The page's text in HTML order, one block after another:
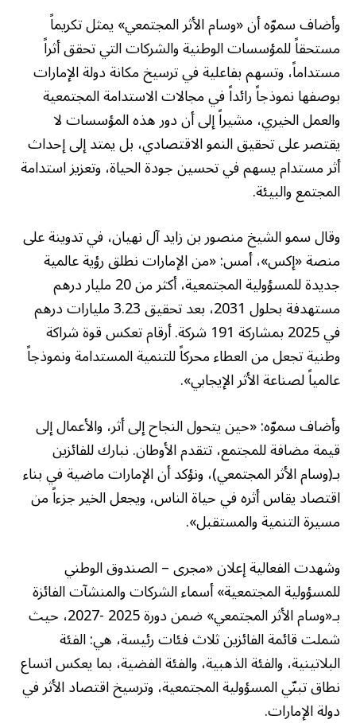
وأضاف سموّه أن «وسام الأثر المجتمعي» يمثل تكريماً
مستحقاً للمؤسسات الوطنية والشركات التي تحقق أثراً
مستداماً، وتسهم بفاعلية في ترسيخ مكانة دولة الإمارات
بوصفها نموذجاً رائداً في مجالات الاستدامة المجتمعية
والعمل الخيري، مشيراً إلى أن دور هذه المؤسسات لا
يقتصر على تحقيق النمو الاقتصادي، بل يمتد إلى إحداث
أثر مستدام يسهم في تحسين جودة الحياة، وتعزيز استدامة
المجتمع والبيئة.
وقال سمو الشيخ منصور بن زايد آل نهيان، في تدوينة على
منصة «إكس»، أمس: «من الإمارات نطلق رؤية عالمية
جديدة للمسؤولية المجتمعية، أكثر من 20 مليار درهم
مستهدفة بحلول 2031، بعد تحقيق 3.23 مليارات درهم
في 2025 بمشاركة 191 شركة. أرقام تعكس قوة شراكة
وطنية تجعل من العطاء محركاً للتنمية المستدامة ونموذجاً
عالمياً لصناعة الأثر الإيجابي».
وأضاف سموّه: «حين يتحول النجاح إلى أثر، والأعمال إلى
قيمة مضافة للمجتمع، تتقدم الأوطان. نبارك للفائزين
بـ(وسام الأثر المجتمعي)، ونؤكد أن الإمارات ماضية في بناء
اقتصاد يقاس أثره في حياة الناس، ويجعل الخير جزءاً من
مسيرة التنمية والمستقبل».
وشهدت الفعالية إعلان «مجرى – الصندوق الوطني
للمسؤولية المجتمعية» أسماء الشركات والمنشآت الفائزة
بـ«وسام الأثر المجتمعي» ضمن دورة 2025 -2027، حيث
شملت قائمة الفائزين ثلاث فئات رئيسة، هي: الفئة
البلاتينية، والفئة الذهبية، والفئة الفضية، بما يعكس اتساع
نطاق تبنّي المسؤولية المجتمعية، وترسيخ اقتصاد الأثر في
دولة الإمارات.